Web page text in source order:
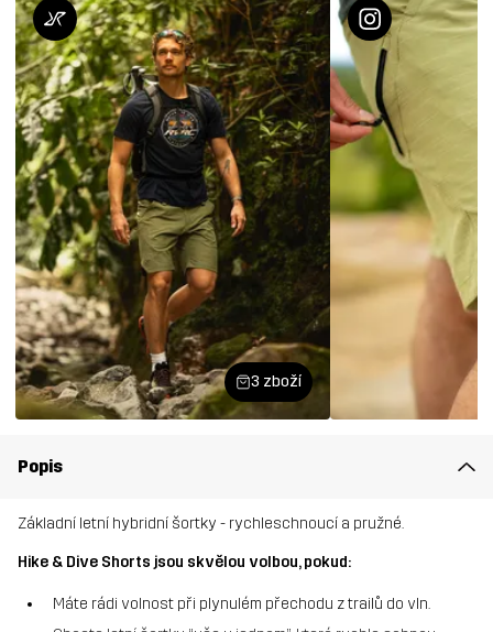
3 zboží
Popis
Základní letní hybridní šortky - rychleschnoucí a pružné.
Hike & Dive Shorts jsou skvělou volbou, pokud:
Máte rádi volnost při plynulém přechodu z trailů do vln.